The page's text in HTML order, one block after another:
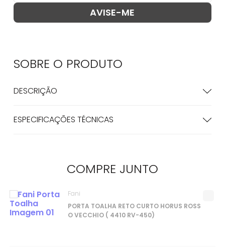
SOBRE O PRODUTO
DESCRIÇÃO
ESPECIFICAÇÕES TÉCNICAS
COMPRE JUNTO
PORTA TOALHA RETO CURTO HORUS ROSS
O VECCHIO ( 4410 RV-450)
Fani